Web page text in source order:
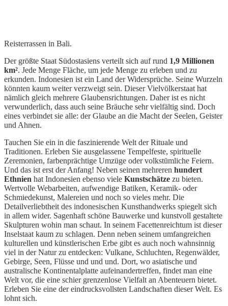
Reisterrassen in Bali.
Der größte Staat Südostasiens verteilt sich auf rund 1,9 Millionen
km². Jede Menge Fläche, um jede Menge zu erleben und zu
erkunden. Indonesien ist ein Land der Widersprüche. Seine Wurzeln
könnten kaum weiter verzweigt sein. Dieser Vielvölkerstaat hat
nämlich gleich mehrere Glaubensrichtungen. Daher ist es nicht
verwunderlich, dass auch seine Bräuche sehr vielfältig sind. Doch
eines verbindet sie alle: der Glaube an die Macht der Seelen, Geister
und Ahnen.
Tauchen Sie ein in die faszinierende Welt der Rituale und
Traditionen. Erleben Sie ausgelassene Tempelfeste, spirituelle
Zeremonien, farbenprächtige Umzüge oder volkstümliche Feiern.
Und das ist erst der Anfang! Neben seinen mehreren hundert
Ethnien hat Indonesien ebenso viele Kunstschätze zu bieten.
Wertvolle Webarbeiten, aufwendige Batiken, Keramik- oder
Schmiedekunst, Malereien und noch so vieles mehr. Die
Detailverliebtheit des indonesischen Kunsthandwerks spiegelt sich
in allem wider. Sagenhaft schöne Bauwerke und kunstvoll gestaltete
Skulpturen wohin man schaut. In seinem Facettenreichtum ist dieser
Inselstaat kaum zu schlagen. Denn neben seinem umfangreichen
kulturellen und künstlerischen Erbe gibt es auch noch wahnsinnig
viel in der Natur zu entdecken: Vulkane, Schluchten, Regenwälder,
Gebirge, Seen, Flüsse und und und. Dort, wo asiatische und
australische Kontinentalplatte aufeinandertreffen, findet man eine
Welt vor, die eine schier grenzenlose Vielfalt an Abenteuern bietet.
Erleben Sie eine der eindrucksvollsten Landschaften dieser Welt. Es
lohnt sich.